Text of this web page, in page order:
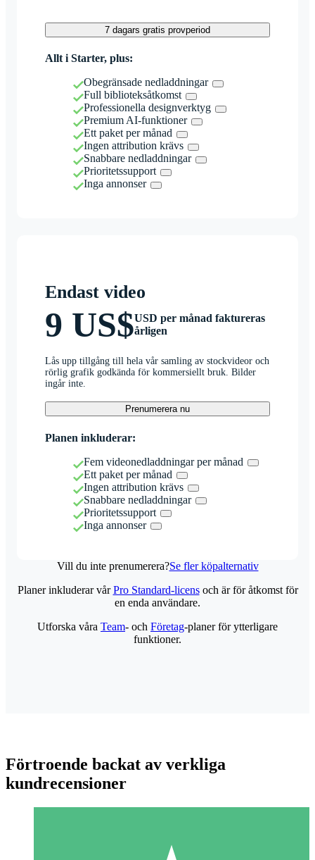
7 dagars gratis provperiod
Allt i Starter, plus:
Obegränsade nedladdningar
Full biblioteksåtkomst
Professionella designverktyg
Premium AI-funktioner
Ett paket per månad
Ingen attribution krävs
Snabbare nedladdningar
Prioritetssupport
Inga annonser
Endast video
9 US$USD per månad faktureras
årligen
Lås upp tillgång till hela vår samling av stockvideor och
rörlig grafik godkända för kommersiellt bruk. Bilder
ingår inte.
Prenumerera nu
Planen inkluderar:
Fem videonedladdningar per månad
Ett paket per månad
Ingen attribution krävs
Snabbare nedladdningar
Prioritetssupport
Inga annonser
Vill du inte prenumerera?Se fler köpalternativ
Planer inkluderar vårPro Standard-licensoch är för åtkomst för
en enda användare.
Utforska våra Team- och Företag-planer för ytterligare
funktioner.
Förtroende backat av verkliga
kundrecensioner